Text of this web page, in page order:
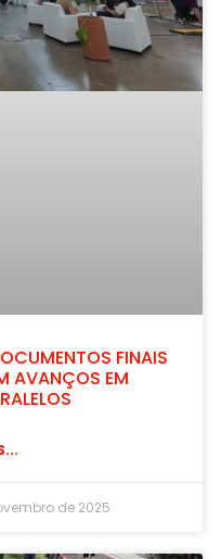
FINAIS
AVANÇOS EM
de 2025